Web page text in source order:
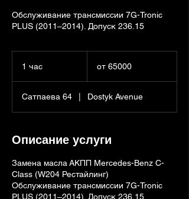
Обслуживание трансмиссии 7G-Tronic
1 час от 65000
Сатпаева 64 Dostyk Avenue
Описание услуги
Замена масла АКПП Mercedes-Benz C-
Class (W204 Рестайлинг)
Обслуживание трансмиссии 7G-Tronic
PLUS (2011–2014). Допуск 236.15